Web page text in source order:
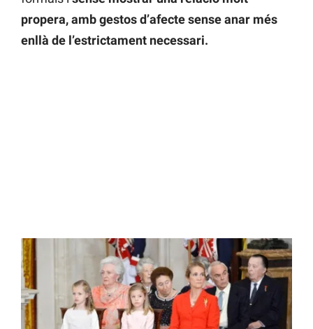
propera, amb gestos d’afecte sense anar més
enllà de l’estrictament necessari.